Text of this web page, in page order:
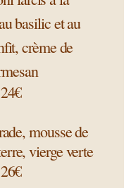
basilic et au
crème de
24€
mousse de
vierge verte
26€